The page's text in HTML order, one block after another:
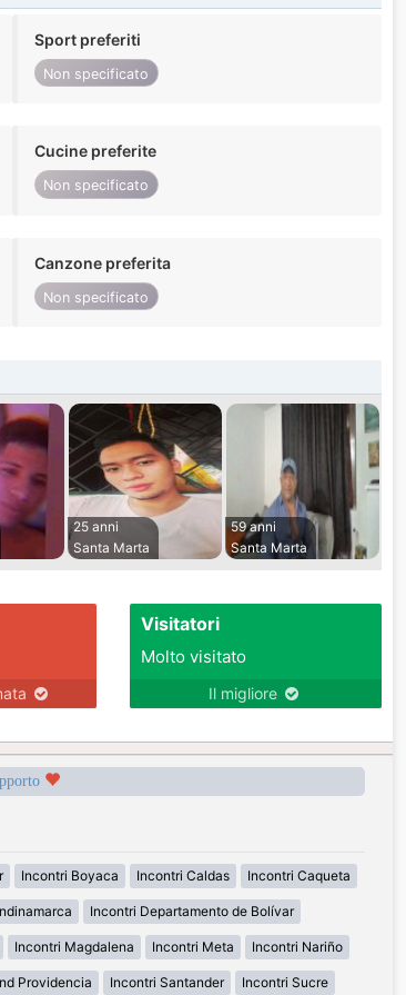
Sport preferiti
Non specificato
Cucine preferite
Non specificato
Canzone preferita
Non specificato
25 anni
Santa Marta
59 anni
Santa Marta
Visitatori
Molto visitato
Il migliore
Incontri Boyaca Incontri Caldas Incontri Caqueta
Incontri Departamento de Bolívar
Incontri Magdalena Incontri Meta Incontri Nariño
Providencia Incontri Santander Incontri Sucre